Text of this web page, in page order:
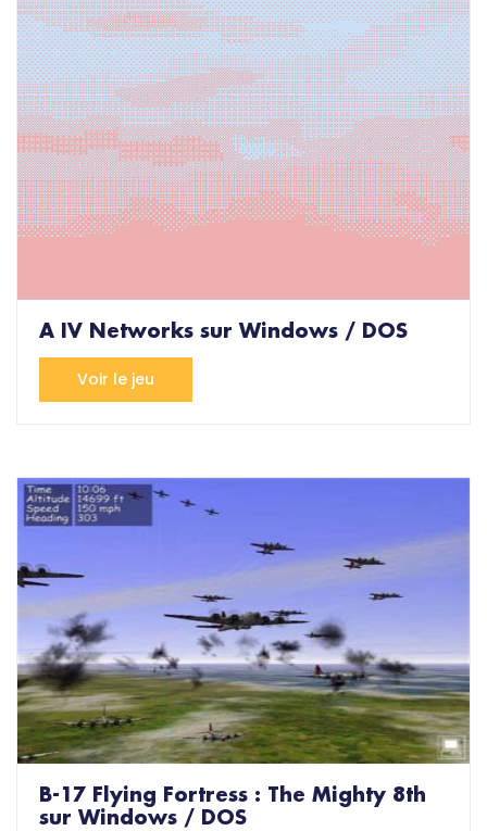
A IV Networks sur Windows / DOS
Voir le jeu
B-17 Flying Fortress : The Mighty 8th
sur Windows / DOS